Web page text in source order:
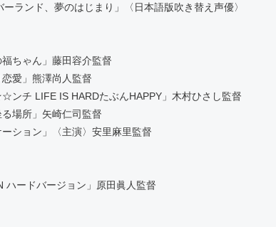
ーランド、夢のはじまり」〈日本語版吹き替え声優〉
福ちゃん」藤田容介監督
恋愛」熊澤尚人監督
ンチ LIFE IS HARDたぶんHAPPY」木村ひさし監督
る場所」矢崎仁司監督
ーション」〈主演〉安里麻里監督
ハードバージョン」原田眞人監督